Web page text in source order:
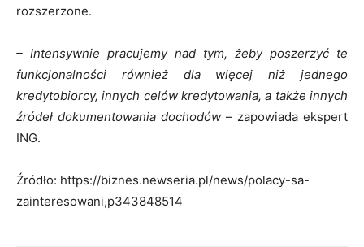
rozszerzone.
– Intensywnie pracujemy nad tym, żeby poszerzyć te
funkcjonalności również dla więcej niż jednego
kredytobiorcy, innych celów kredytowania, a także innych
źródeł dokumentowania dochodów – zapowiada ekspert
ING.
Źródło: https://biznes.newseria.pl/news/polacy-sa-
zainteresowani,p343848514